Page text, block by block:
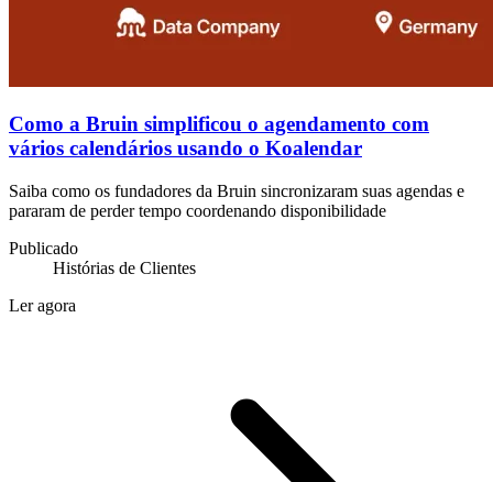
Como a Bruin simplificou o agendamento com
vários calendários usando o Koalendar
Saiba como os fundadores da Bruin sincronizaram suas agendas e
pararam de perder tempo coordenando disponibilidade
Publicado
Histórias de Clientes
Ler agora